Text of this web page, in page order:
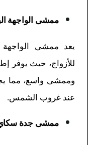
ممشى الواجهة
يعد ممشى
للأزواج، حيث يوفر
وممشى واسع، مما
عند غروب الشمس.
ممشى جدة